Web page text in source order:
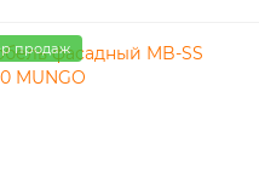
продаж